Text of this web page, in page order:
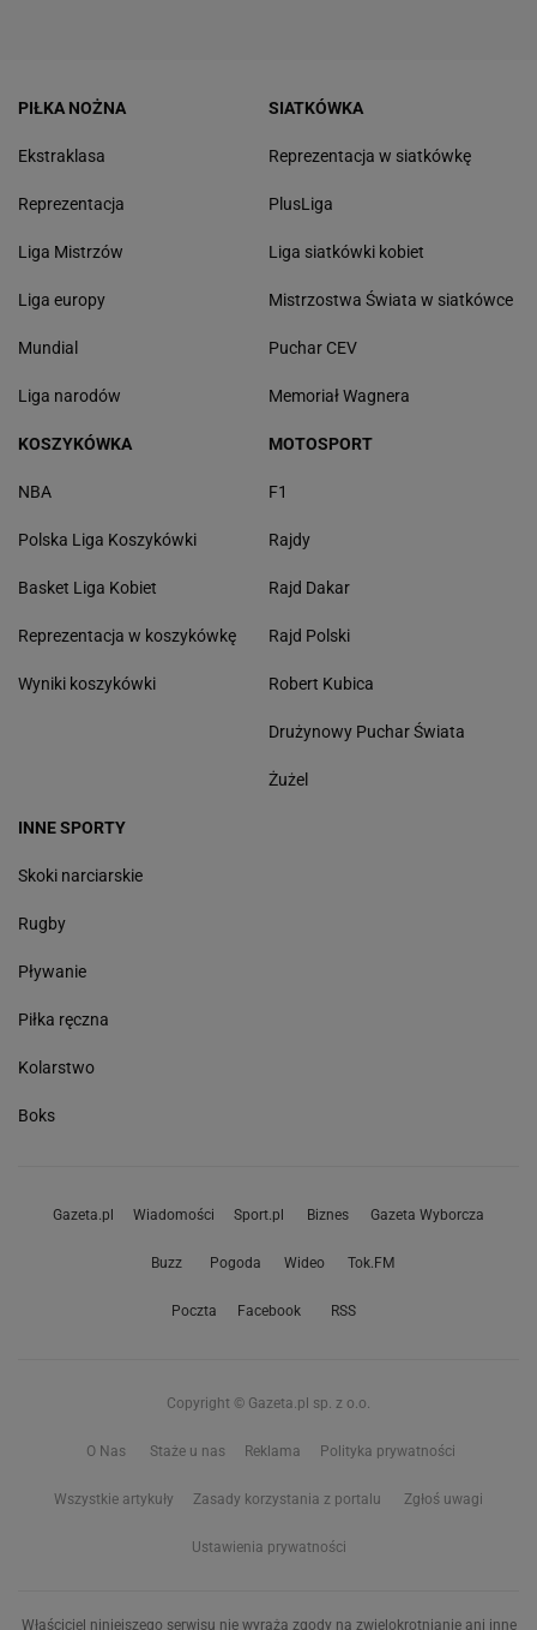
PIŁKA NOŻNA
Ekstraklasa
Reprezentacja
Liga Mistrzów
Liga europy
Mundial
Liga narodów
SIATKÓWKA
Reprezentacja w siatkówkę
PlusLiga
Liga siatkówki kobiet
Mistrzostwa Świata w siatkówce
Puchar CEV
Memoriał Wagnera
KOSZYKÓWKA
NBA
Polska Liga Koszykówki
Basket Liga Kobiet
Reprezentacja w koszykówkę
Wyniki koszykówki
MOTOSPORT
F1
Rajdy
Rajd Dakar
Rajd Polski
Robert Kubica
Drużynowy Puchar Świata
Żużel
INNE SPORTY
Skoki narciarskie
Rugby
Pływanie
Piłka ręczna
Kolarstwo
Boks
Gazeta.pl Wiadomości Sport.pl Biznes Gazeta Wyborcza
Buzz Pogoda Wideo Tok.FM
Poczta Facebook RSS
Copyright © Gazeta.pl sp. z o.o.
O Nas Staże u nas Reklama Polityka prywatności
Wszystkie artykuły Zasady korzystania z portalu Zgłoś uwagi
Ustawienia prywatności
Właściciel niniejszego serwisu nie wyraża zgody na zwielokrotnianie ani inne